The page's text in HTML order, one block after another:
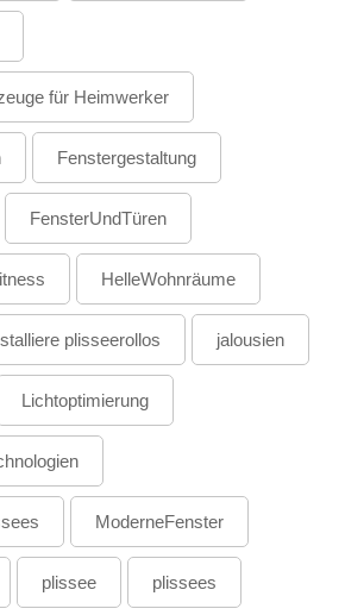
für Heimwerker
Fenstergestaltung
FensterUndTüren
HelleWohnräume
plisseerollos jalousien
Lichtoptimierung
ModerneFenster
plissee plissees